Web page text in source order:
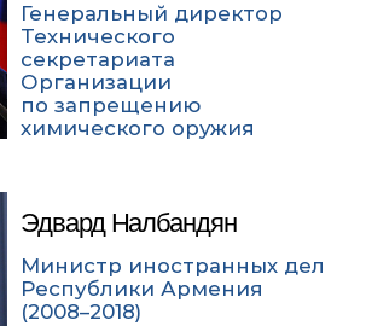
Генеральный директор
Технического
секретариата
Организации
по запрещению
химического оружия
Эдвард Налбандян
Министр иностранных дел
Республики Армения
(2008–2018)